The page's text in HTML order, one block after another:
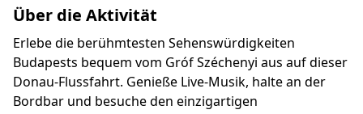
Über die Aktivität
Erlebe die berühmtesten Sehenswürdigkeiten
Budapests bequem vom Gróf Széchenyi aus auf dieser
Donau-Flussfahrt. Genieße Live-Musik, halte an der
Bordbar und besuche den einzigartigen